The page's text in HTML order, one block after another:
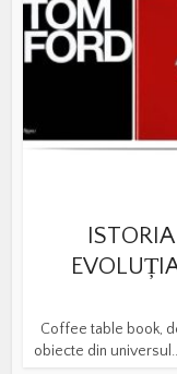
Coffee table book,
obiecte din